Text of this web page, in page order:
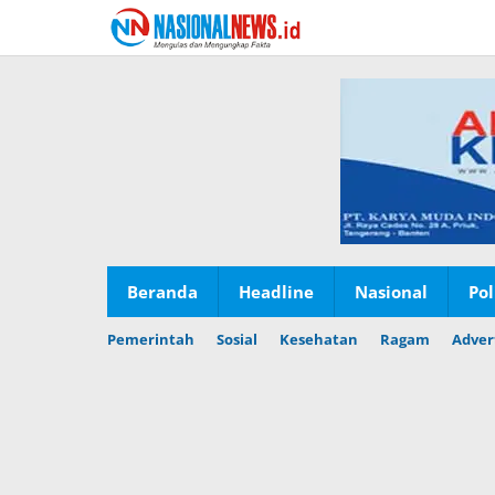
konten
Beranda Headline Nasional
Pemerintah Sosial Kesehatan Ragam